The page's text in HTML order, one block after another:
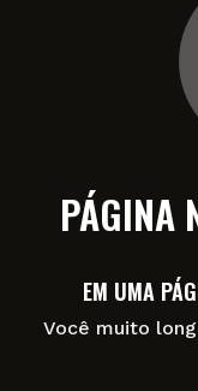
PÁGINA
EM UMA
Você muito